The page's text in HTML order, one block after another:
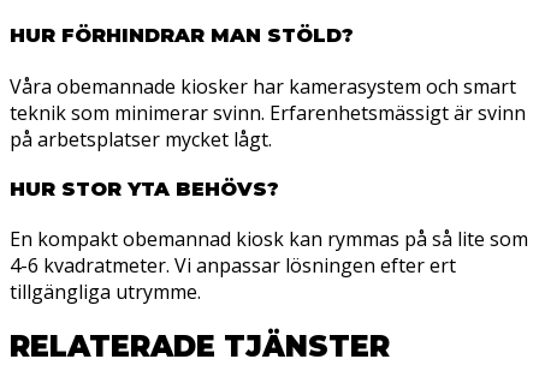
HUR FÖRHINDRAR MAN STÖLD?
Våra obemannade kiosker har kamerasystem och smart
teknik som minimerar svinn. Erfarenhetsmässigt är svinn
på arbetsplatser mycket lågt.
HUR STOR YTA BEHÖVS?
En kompakt obemannad kiosk kan rymmas på så lite som
4-6 kvadratmeter. Vi anpassar lösningen efter ert
tillgängliga utrymme.
RELATERADE TJÄNSTER